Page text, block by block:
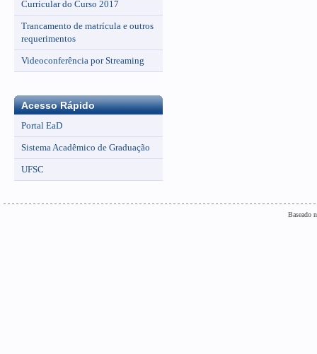
Curricular do Curso 2017
Trancamento de matrícula e outros
requerimentos
Videoconferência por Streaming
Acesso Rápido
Portal EaD
Sistema Acadêmico de Graduação
UFSC
Baseado